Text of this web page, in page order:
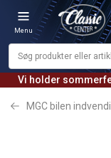
Vi holder
Menu
MGC bilen